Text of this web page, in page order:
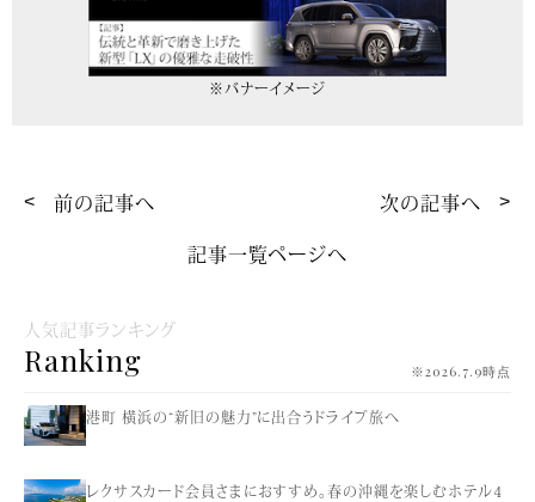
人気記事ランキング
Ranking ※2026.7.9時点
港町 横浜の“新旧の魅力”に出合うドライブ旅へ
レクサスカード会員さまにおすすめ。春の沖縄を楽しむホテル4
※バナーイメージ
前の記事へ
記事一覧ページへ
次の記事へ